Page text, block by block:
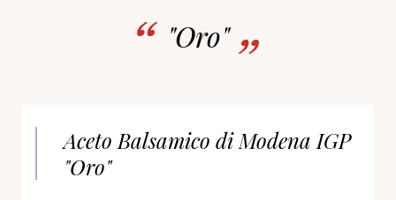
"Oro"
Aceto Balsamico di Modena IGP
"Oro"